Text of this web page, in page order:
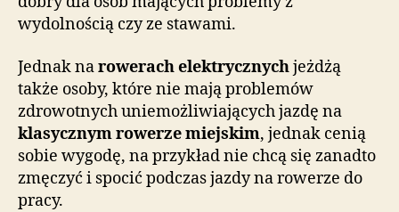
wydolnością czy ze stawami.
Jednak narowerach elektrycznychjeżdżą
także osoby, które nie mają problemów
zdrowotnych uniemożliwiających jazdę na
klasycznym rowerze miejskim, jednak cenią
sobie wygodę, na przykład nie chcą się zanadto
zmęczyć i spocić podczas jazdy na rowerze do
pracy.